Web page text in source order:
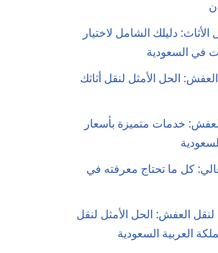
دليلك الشامل لاختيار
في السعودية
الحل الأمثل لنقل أثاثك
خدمات متميزة بأسعار
كل ما تحتاج معرفته في
العفش: الحل الأمثل لنقل
العربية السعودية